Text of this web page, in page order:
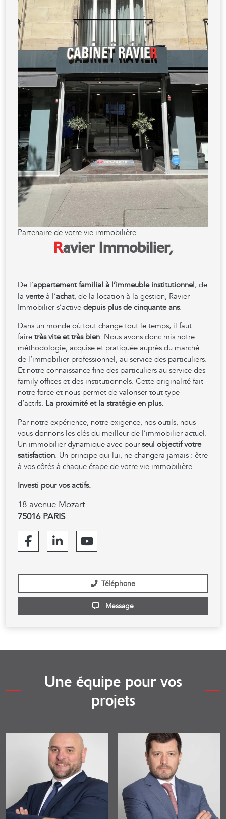
Partenaire de votre vie immobilière.
Ravier Immobilier,
De l’appartement familial à l’immeuble institutionnel, de
la venteà l’achat, de la location à la gestion, Ravier
Immobilier s’active depuis plus de cinquante ans.
Dans un monde où tout change tout le temps, il faut
faire très vite et très bien. Nous avons donc mis notre
méthodologie, acquise et pratiquée auprès du marché
de l’immobilier professionnel, au service des particuliers.
Et notre connaissance fine des particuliers au service des
family offices et des institutionnels. Cette originalité fait
notre force et nous permet de valoriser tout type
d’actifs. La proximité et la stratégie en plus.
Par notre expérience, notre exigence, nos outils, nous
vous donnons les clés du meilleur de l’immobilier actuel.
Un immobilier dynamique avec pour seul objectif votre
satisfaction. Un principe qui lui, ne changera jamais : être
à vos côtés à chaque étape de votre vie immobilière.
Investi pour vos actifs.
18 avenue Mozart
75016 PARIS
Téléphone
Message
Une équipe pour vos
projets